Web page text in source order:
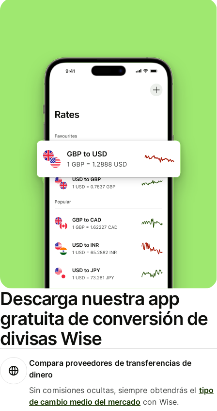
Descarga nuestra app
gratuita de conversión de
divisas Wise
Compara proveedores de transferencias de
dinero
Sin comisiones ocultas, siempre obtendrás el tipo
de cambio medio del mercado con Wise.